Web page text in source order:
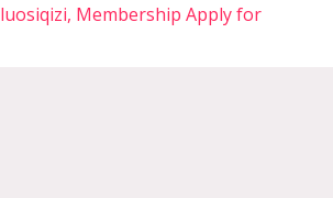
Membership Apply for